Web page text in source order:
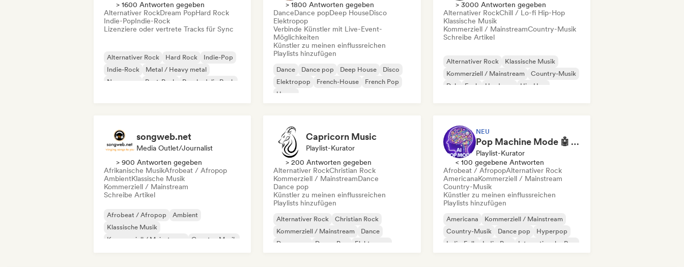
> 1600 Antworten gegeben
Alternativer RockDream PopHard Rock
Indie-PopIndie-Rock
Lizenziere oder vertrete Tracks für Sync
Alternativer Rock Hard Rock
Indie-Pop
Indie-Rock
Metal / Heavy metal
New wave
Post-Punk Psychedelic Rock
> 1800 Antworten gegeben
DanceDance popDeep HouseDisco
Elektropop
Verbinde Künstler mit Live-Event-
Möglichkeiten
Künstler zu meinen einflussreichen
Playlists hinzufügen
Dance Dance pop Deep House
Disco
Elektropop
French-House
French Pop
House
> 3000 Antworten gegeben
Alternativer RockChill / Lo-fi Hip-Hop
Klassische Musik
Kommerziell / MainstreamCountry-Musik
Schreibe Artikel
Alternativer Rock
Klassische Musik
Kommerziell / Mainstream
Country-Musik
Dub
Funk Hardcore Hip-Hop
songweb.net
Media Outlet/Journalist
> 900 Antworten gegeben
Afrikanische MusikAfrobeat / Afropop
AmbientKlassische Musik
Kommerziell / Mainstream
Schreibe Artikel
Afrobeat / Afropop
Ambient
Klassische Musik
Kommerziell / Mainstream
Country-Musik
Capricorn Music
Playlist-Kurator
> 200 Antworten gegeben
Alternativer RockChristian Rock
Kommerziell / MainstreamDance
Dance pop
Künstler zu meinen einflussreichen
Playlists hinzufügen
Alternativer Rock
Christian Rock
Kommerziell / Mainstream
Dance
Dance pop
Dream Pop
Elektropop
NEU
Pop Machine Mode 🤖 AI Music, Indie Pop & Dream Pop
Playlist-Kurator
< 100 gegebene Antworten
Afrobeat / AfropopAlternativer Rock
AmericanaKommerziell / Mainstream
Country-Musik
Künstler zu meinen einflussreichen
Playlists hinzufügen
Americana
Kommerziell / Mainstream
Country-Musik
Dance pop
Hyperpop
Indie-Folk
Indie-Pop Internationaler Pop